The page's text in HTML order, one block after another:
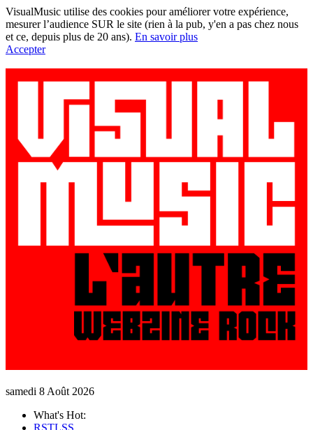
VisualMusic utilise des cookies pour améliorer votre expérience,
mesurer l’audience SUR le site (rien à la pub, y'en a pas chez nous
et ce, depuis plus de 20 ans). En savoir plus
Accepter
samedi 8 Août 2026
What's Hot:
RSTLSS